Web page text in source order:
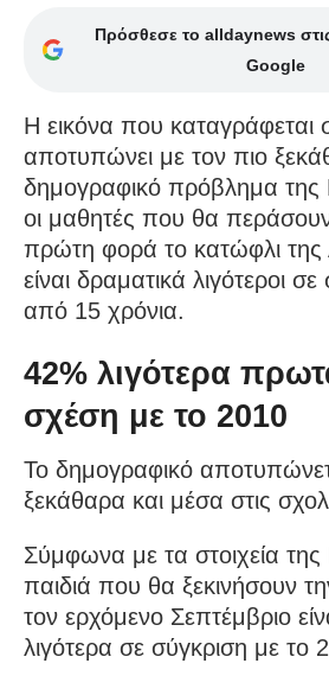
Πρόσθεσε το alldaynews
Google
Η εικόνα που καταγράφεται
αποτυπώνει με τον πιο
δημογραφικό πρόβλημα
οι μαθητές που θα
πρώτη φορά το κατώφλι της
είναι δραματικά λιγότεροι
από 15 χρόνια.
42% λιγότερα
σχέση με το 2010
Το δημογραφικό
ξεκάθαρα και μέσα στις
Σύμφωνα με τα στοιχεία
παιδιά που θα ξεκινήσουν
τον ερχόμενο Σεπτέμβριο
λιγότερα σε σύγκριση με το